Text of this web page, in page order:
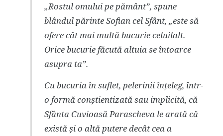
„Rostul omului pe pământ”, spune
blândul părinte Sofian cel Sfânt, „este să
ofere cât mai multă bucurie celuilalt.
Orice bucurie făcută altuia se întoarce
asupra ta”.
Cu bucuria în suflet, pelerinii înțeleg, într-
o formă conștientizată sau implicită, că
Sfânta Cuvioasă Parascheva le arată că
există și o altă putere decât cea a